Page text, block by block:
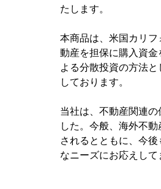
たします。
本商品は、米国カリ
動産を担保に購入資
よる分散投資の方法
しております。
当社は、不動産関連
した。今般、海外不
されるとともに、今
なニーズにお応えして